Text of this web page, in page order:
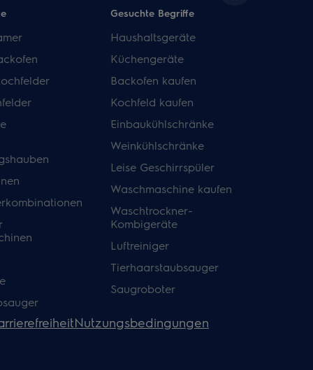
Gesuchte Begriffe
Haushaltsgeräte
Küchengeräte
Backofen kaufen
Kochfeld kaufen
Einbaukühlschränke
Weinkühlschränke
Leise Geschirrspüler
Waschmaschine kaufen
Waschtrockner-
Kombigeräte
Luftreiniger
Tierhaarstaubsauger
Saugroboter
Nutzungsbedingungen